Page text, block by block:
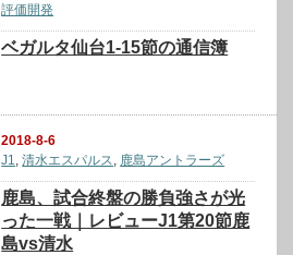
評価開発
ベガルタ仙台1-15節の通信簿
2018-8-6
J1,清水エスパルス, 鹿島アントラーズ
鹿島、試合終盤の勝負強さが光
った一戦｜レビューJ1第20節鹿
島vs清水